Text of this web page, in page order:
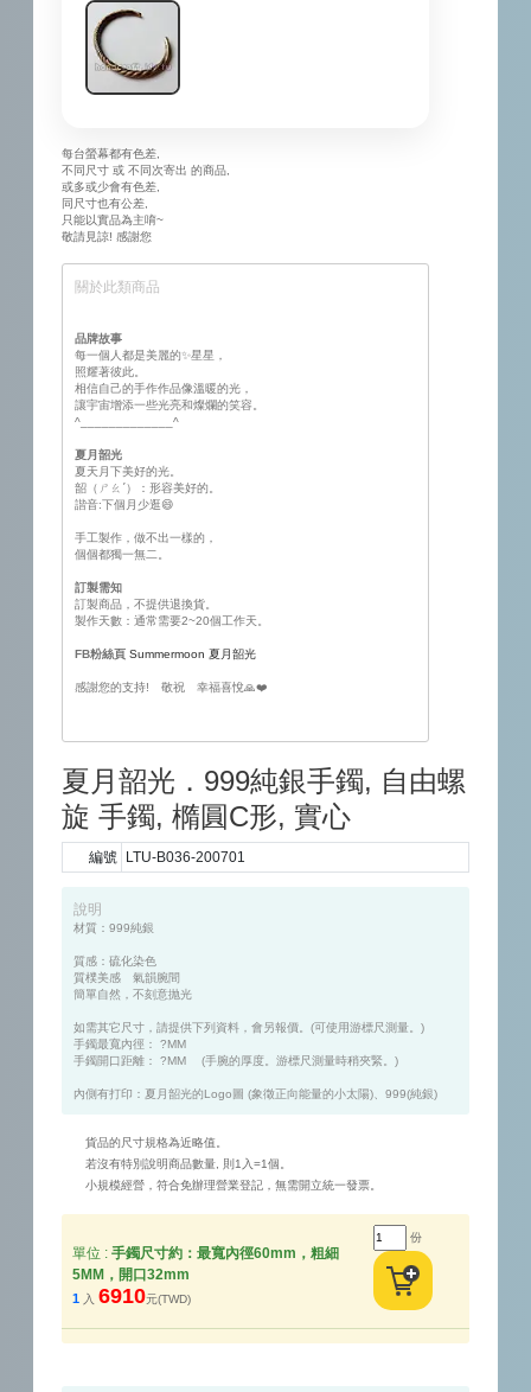
每台螢幕都有色差,
不同尺寸 或 不同次寄出 的商品,
或多或少會有色差,
同尺寸也有公差,
只能以實品為主唷~
敬請見諒! 感謝您
關於此類商品
品牌故事
每一個人都是美麗的✨星星，
照耀著彼此。
相信自己的手作作品像溫暖的光，
讓宇宙增添一些光亮和燦爛的笑容。
^_____________^
夏月韶光
夏天月下美好的光。
韶（ㄕㄠˊ）：形容美好的。
諧音:下個月少逛😄
手工製作，做不出一樣的，
個個都獨一無二。
訂製需知
訂製商品，不提供退換貨。
製作天數：通常需要2~20個工作天。
FB粉絲頁 Summermoon 夏月韶光
感謝您的支持! 敬祝 幸福喜悅🙏❤️
夏月韶光．999純銀手鐲, 自由螺
旋 手鐲, 橢圓C形, 實心
編號 LTU-B036-200701
說明
材質：999純銀
質感：硫化染色
質樸美感　氣韻腕間
簡單自然，不刻意抛光
如需其它尺寸，請提供下列資料，會另報價。(可使用游標尺測量。)
手鐲最寬內徑： ?MM
手鐲開口距離： ?MM 　(手腕的厚度。游標尺測量時稍夾緊。)
內側有打印：夏月韶光的Logo圖 (象徵正向能量的小太陽)、999(純銀)
貨品的尺寸規格為近略值。
若沒有特別說明商品數量, 則1入=1個。
小規模經營，符合免辦理營業登記，無需開立統一發票。
單位 : 手鐲尺寸約：最寬內徑60mm，粗細
5MM，開口32mm
1入 6910元(TWD)
份